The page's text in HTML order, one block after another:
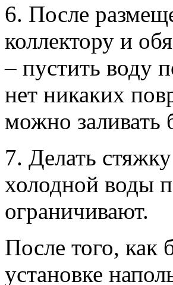
6. После
коллектору и
– пустить воду
нет никаких
можно заливать
7. Делать
холодной воды
ограничивают.
После того, как
установке